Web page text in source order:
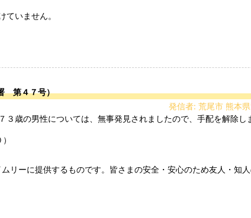
いません。
第４７号）
発信者: 荒尾市 熊本
リーに提供するものです。皆さまの安全・安心のため友人・知